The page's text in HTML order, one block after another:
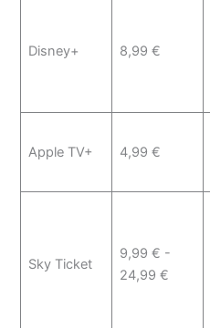
Disney+ 8,99 €
Apple TV+ 4,99 €
Sky Ticket
9,99 € -
24,99 €